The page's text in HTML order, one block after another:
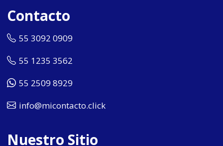
Contacto
55 3092 0909
55 1235 3562
55 2509 8929
info@micontacto.click
Nuestro Sitio